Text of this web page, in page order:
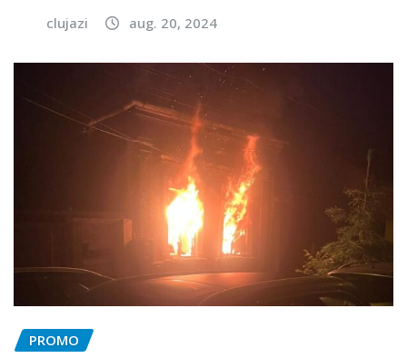
clujazi aug. 20, 2024
PROMO